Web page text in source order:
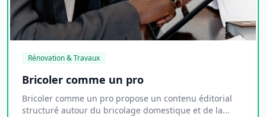
Rénovation & Travaux
Bricoler comme un pro
Bricoler comme un pro propose un contenu éditorial
structuré autour du bricolage domestique et de la...